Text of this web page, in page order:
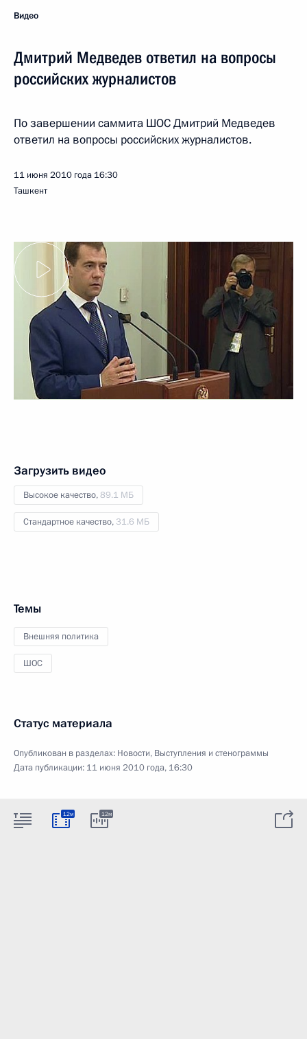
Видео
Дмитрий Медведев ответил на вопросы
российских журналистов
По завершении саммита ШОС Дмитрий Медведев
ответил на вопросы российских журналистов.
11 июня 2010 года 16:30
Ташкент
Загрузить видео
Высокое качество,89.1 МБ
Стандартное качество, 31.6 МБ
Темы
Внешняя политика
ШОС
Статус материала
Опубликован в разделах: Новости, Выступления и стенограммы
Дата публикации: 11 июня 2010 года, 16:30
12м 12м